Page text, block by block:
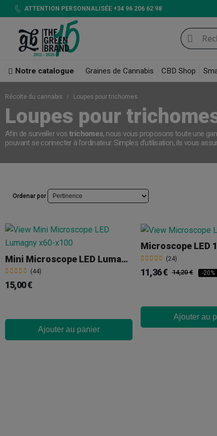
ATTENTION PERSONNALISÉE +34 96 206 62 98
Notre catalogue Graines de Cannabis CBD Shop
Récolte du cannabis Loupes pour trichomes
Loupes pour
Afin de surveiller vos trichomes, nous vous proposons toute une
pouvant se connecter à l’ordinateur. Simples d’utilisation, ils vous
Ordenar por
Mini Microscope LED Lumagny X60-X100
(44)
15,00 €
Ajouter au panier
Microscope LED
(24)
11,36 € 14,20 € -20%
Ajouter au